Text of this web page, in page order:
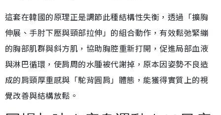
這套在韓國的原理正是調節此種結構性失衡，透過「擴胸
伸展、手肘下壓與頸部拉伸」的組合動作，有效鬆弛緊繃
的胸部肌群與斜方肌，協助胸腔重新打開，促進局部血液
與淋巴循環，使肩周的水腫被代謝掉，原本因姿勢不良造
成的肩頸厚重感與「駝背圓肩」體態，能獲得實質上的視
覺改善與結構放鬆。